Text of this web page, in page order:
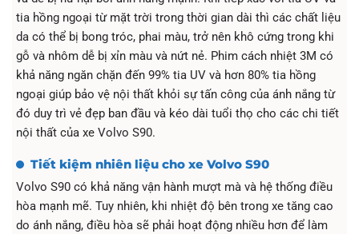
tia hồng ngoại từ mặt trời trong thời gian dài thì các chất liệu
da có thể bị bong tróc, phai màu, trở nên khô cứng trong khi
gỗ và nhôm dễ bị xỉn màu và nứt nẻ. Phim cách nhiệt 3M có
khả năng ngăn chặn đến 99% tia UV và hơn 80% tia hồng
ngoại giúp bảo vệ nội thất khỏi sự tấn công của ánh nắng từ
đó duy trì vẻ đẹp ban đầu và kéo dài tuổi thọ cho các chi tiết
nội thất của xe Volvo S90.
Tiết kiệm nhiên liệu cho xe Volvo S90
Volvo S90 có khả năng vận hành mượt mà và hệ thống điều
hòa mạnh mẽ. Tuy nhiên, khi nhiệt độ bên trong xe tăng cao
do ánh nắng, điều hòa sẽ phải hoạt động nhiều hơn để làm